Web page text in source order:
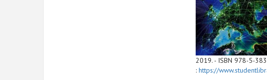
2019. - ISBN 978-5-
: https://